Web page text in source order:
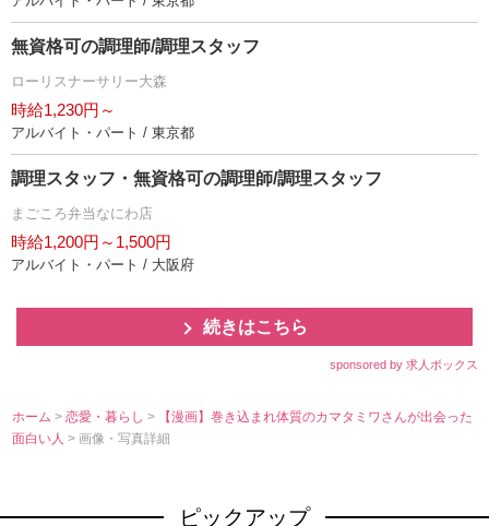
無資格可の調理師/調理スタッフ
ローリスナーサリー大森
時給1,230円～
アルバイト・パート / 東京都
調理スタッフ・無資格可の調理師/調理スタッフ
まごころ弁当なにわ店
時給1,200円～1,500円
アルバイト・パート / 大阪府
続きはこちら
sponsored by 求人ボックス
ホーム >恋愛・暮らし>
【漫画】巻き込まれ体質のカマタミワさんが出会った
面白い人> 画像・写真詳細
ピックアップ